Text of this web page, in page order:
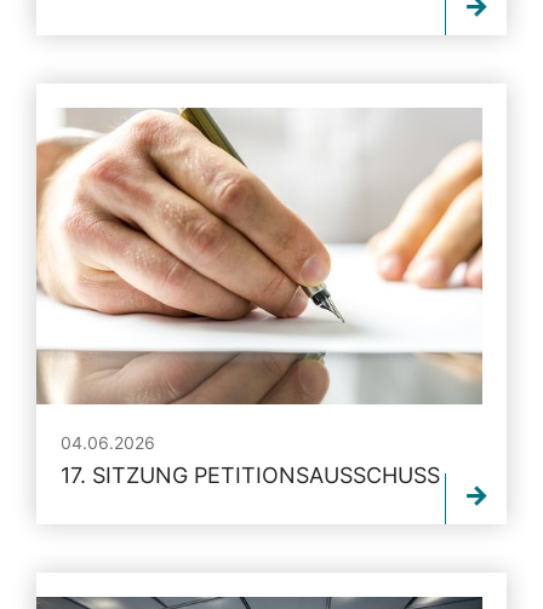
04.06.2026
17. SITZUNG PETITIONSAUSSCHUSS